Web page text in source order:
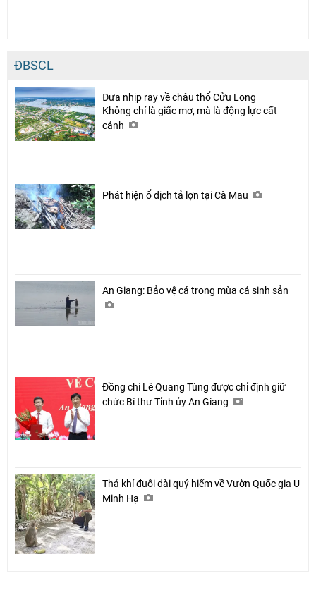
ĐBSCL
Đưa nhịp ray về châu thổ Cửu Long
Không chỉ là giấc mơ, mà là động lực cất
cánh
Phát hiện ổ dịch tả lợn tại Cà Mau
An Giang: Bảo vệ cá trong mùa cá sinh sản
Đồng chí Lê Quang Tùng được chỉ định giữ
chức Bí thư Tỉnh ủy An Giang
Thả khỉ đuôi dài quý hiếm về Vườn Quốc gia U
Minh Hạ